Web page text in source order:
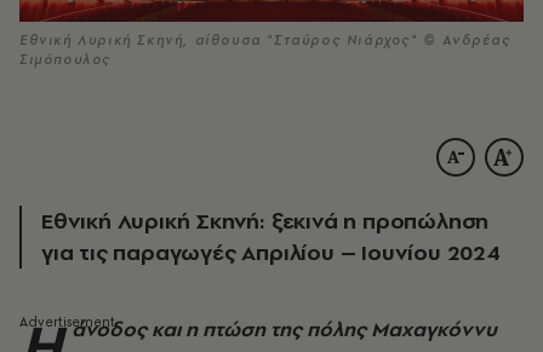
Εθνική Λυρική Σκηνή, αίθουσα "Σταύρος Νιάρχος" © Ανδρέας
Σιμόπουλος
Εθνική Λυρική Σκηνή: ξεκινά η προπώληση
για τις παραγωγές Απριλίου – Ιουνίου 2024
άνοδος και η πτώση της πόλης Μαχαγκόννυ